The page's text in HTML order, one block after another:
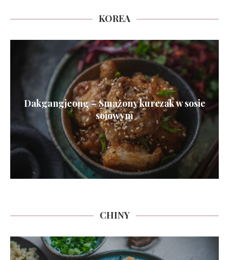
KOREA
Dakgangjeong – Smażony kurczak w sosie
sojowym
CHINY